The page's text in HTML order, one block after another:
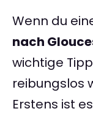
Wenn du
nach
wichtige
reibungslos
Erstens ist